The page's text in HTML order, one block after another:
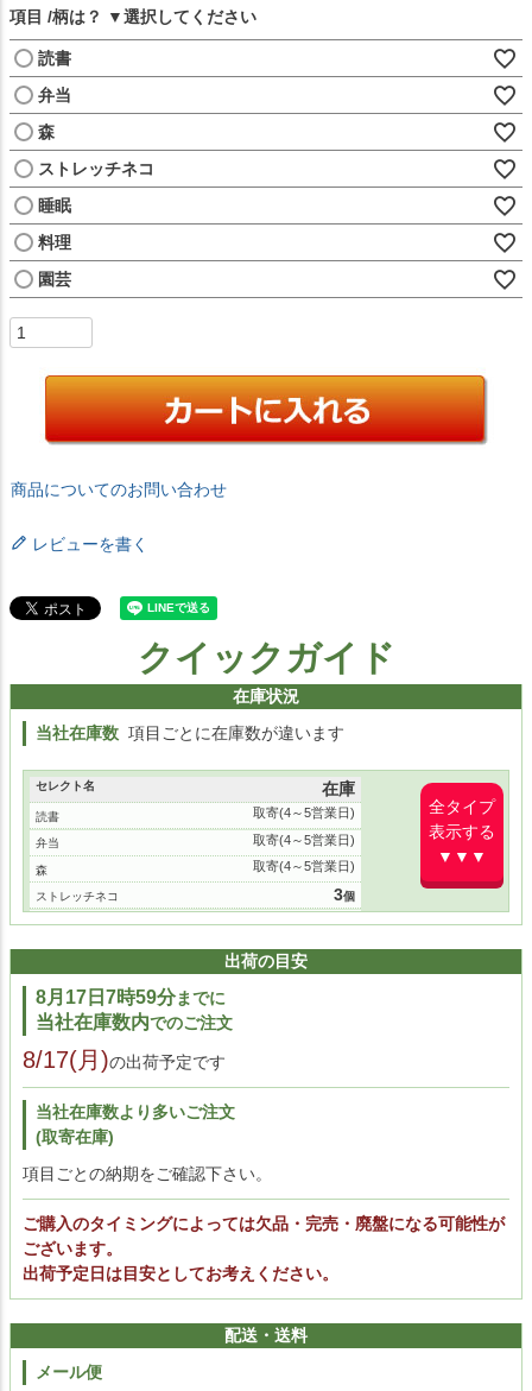
項目 柄は？
読書
弁当
森
ストレッチネコ
睡眠
料理
園芸
商品についてのお問い合わせ
レビューを書く
クイックガイド
在庫状況
当社在庫数 項目ごとに在庫数が違います
全タイプ
表示する
▼▼▼
セレクト名 在庫
読書 取寄(4～5営業日)
弁当 取寄(4～5営業日)
森 取寄(4～5営業日)
ストレッチネコ 3
睡眠
料理
園芸 取寄(4～5営業日)
出荷の目安
8月17日7時59分までに
当社在庫数内でのご注文
8/17(月)の出荷予定です
当社在庫数より多いご注文
(取寄在庫)
項目ごとの納期をご確認下さい。
ご購入のタイミングによっては欠品・完売・廃盤になる可能性が
ございます。
出荷予定日は目安としてお考えください。
配送・送料
メール便